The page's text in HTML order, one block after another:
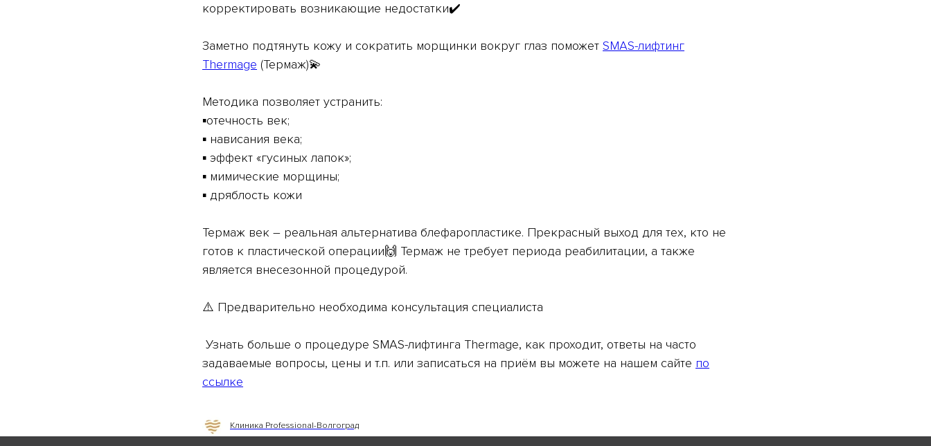
корректировать возникающие недостатки✔️
Заметно подтянуть кожу и сократить морщинки вокруг глаз поможет SMAS-лифтинг
Thermagе (Термаж)💫
Методика позволяет устранить:
▪️отечность век;
▪️ нависания века;
▪️ эффект «гусиных лапок»;
▪️ мимические морщины;
▪️ дряблость кожи
Термаж век – реальная альтернатива блефаропластике. Прекрасный выход для тех, кто не
готов к пластической операции🙌 Термаж не требует периода реабилитации, а также
является внесезонной процедурой.
⚠️ Предварительно необходима консультация специалиста
Узнать больше о процедуре SMAS-лифтинга Thermagе, как проходит, ответы на часто
задаваемые вопросы, цены и т.п. или записаться на приём вы можете на нашем сайте по
ссылке
Клиника Professional-Волгоград